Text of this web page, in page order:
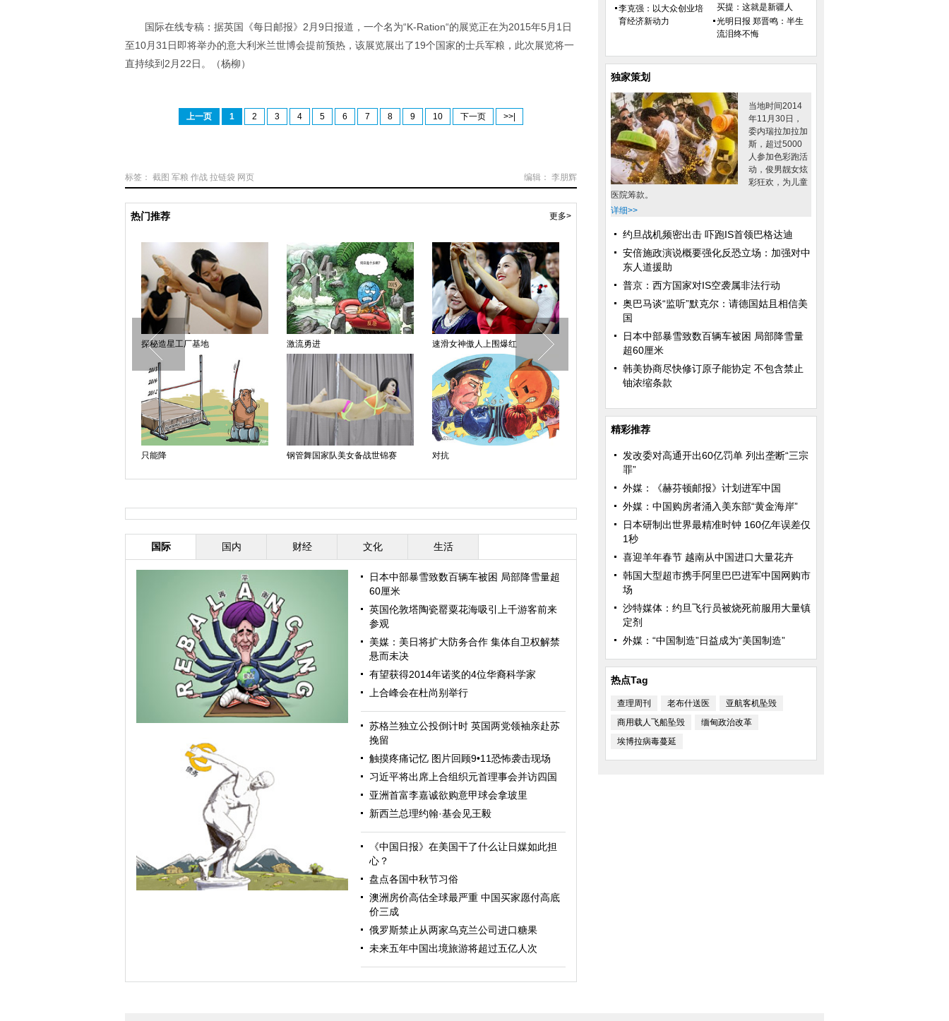
国际在线专稿：据英国《每日邮报》2月9日报道，一个名为“K-Ration“的展览正在为2015年5月1日
至10月31日即将举办的意大利米兰世博会提前预热，该展览展出了19个国家的士兵军粮，此次展览将一
直持续到2月22日。（杨柳）
上一页 1 2 3 4 5 6 7 8 9 10 下一页 >>|
编辑： 李朋辉
标签： 截图 军粮 作战 拉链袋 网页
热门推荐 更多>
探秘造星工厂基地 激流勇进 速滑女神傲人上围爆红
只能降 钢管舞国家队美女备战世锦赛 对抗
女星为博眼球主动掀裙 人像摄影：步入现实的“幽灵公主”
刘涛晒京剧扮相 穿粉色戏服妩媚
国际 国内 财经 文化 生活
亚太再平衡
日本中部暴雪致数百辆车被困 局部降雪量超
60厘米
英国伦敦塔陶瓷罂粟花海吸引上千游客前来
参观
美媒：美日将扩大防务合作 集体自卫权解禁
悬而未决
有望获得2014年诺奖的4位华裔科学家
上合峰会在杜尚别举行
苏格兰独立公投倒计时 英国两党领袖亲赴苏
挽留
触摸疼痛记忆 图片回顾9•11恐怖袭击现场
习近平将出席上合组织元首理事会并访四国
亚洲首富李嘉诚欲购意甲球会拿玻里
新西兰总理约翰·基会见王毅
《中国日报》在美国干了什么让日媒如此担
心？
盘点各国中秋节习俗
澳洲房价高估全球最严重 中国买家愿付高底
价三成
俄罗斯禁止从两家乌克兰公司进口糖果
未来五年中国出境旅游将超过五亿人次
李克强：以大众创业培
育经济新动力
买提：这就是新疆人
光明日报 郑晋鸣：半生
流泪终不悔
独家策划
当地时间2014
年11月30日，
委内瑞拉加拉加
斯，超过5000
人参加色彩跑活
动，俊男靓女炫
彩狂欢，为儿童
医院筹款。
详细>>
约旦战机频密出击 吓跑IS首领巴格达迪
安倍施政演说概要强化反恐立场：加强对中
东人道援助
普京：西方国家对IS空袭属非法行动
奥巴马谈“监听”默克尔：请德国姑且相信美
国
日本中部暴雪致数百辆车被困 局部降雪量
超60厘米
韩美协商尽快修订原子能协定 不包含禁止
铀浓缩条款
精彩推荐
发改委对高通开出60亿罚单 列出垄断“三宗
罪”
外媒：《赫芬顿邮报》计划进军中国
外媒：中国购房者涌入美东部“黄金海岸”
日本研制出世界最精准时钟 160亿年误差仅
1秒
喜迎羊年春节 越南从中国进口大量花卉
韩国大型超市携手阿里巴巴进军中国网购市
场
沙特媒体：约旦飞行员被烧死前服用大量镇
定剂
外媒：“中国制造”日益成为“美国制造”
热点Tag
查理周刊 老布什送医
亚航客机坠毁
商用载人飞船坠毁
缅甸政治改革
埃博拉病毒蔓延